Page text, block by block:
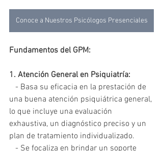
Conoce a Nuestros Psicólogos Presenciales
Fundamentos del GPM:
1. Atención General en Psiquiatría:
una buena atención psiquiátrica general,
lo que incluye una evaluación
exhaustiva, un diagnóstico preciso y un
plan de tratamiento individualizado.